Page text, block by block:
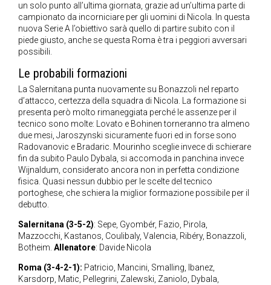
un solo punto all’ultima giornata, grazie ad un’ultima parte di
campionato da incorniciare per gli uomini di Nicola. In questa
nuova Serie A l’obiettivo sarà quello di partire subito con il
piede giusto, anche se questa Roma è tra i peggiori avversari
possibili.
Le probabili formazioni
La Salernitana punta nuovamente su Bonazzoli nel reparto
d’attacco, certezza della squadra di Nicola. La formazione si
presenta però molto rimaneggiata perché le assenze per il
tecnico sono molte: Lovato e Bohinen torneranno tra almeno
due mesi, Jaroszynski sicuramente fuori ed in forse sono
Radovanovic e Bradaric. Mourinho sceglie invece di schierare
fin da subito Paulo Dybala, si accomoda in panchina invece
Wijnaldum, considerato ancora non in perfetta condizione
fisica. Quasi nessun dubbio per le scelte del tecnico
portoghese, che schiera la miglior formazione possibile per il
debutto.
Salernitana (3-5-2): Sepe, Gyombér, Fazio, Pirola,
Mazzocchi, Kastanos, Coulibaly, Valencia, Ribéry, Bonazzoli,
Botheim. Allenatore: Davide Nicola
Roma (3-4-2-1): Patricio, Mancini, Smalling, Ibanez,
Karsdorp, Matic, Pellegrini, Zalewski, Zaniolo, Dybala,